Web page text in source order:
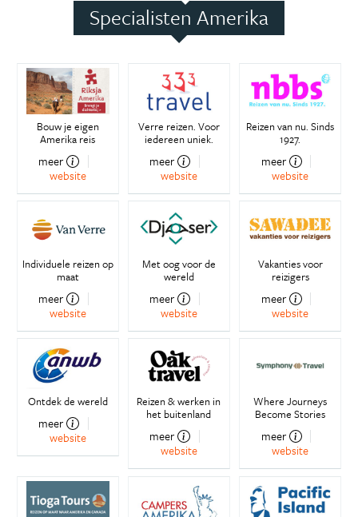
Specialisten Amerika
Bouw je eigen
Amerika reis
meer
website
Verre reizen. Voor
iedereen uniek.
meer
website
Reizen van nu. Sinds
1927.
meer
website
Individuele reizen op
maat
meer
website
Met oog voor de
wereld
meer
website
Vakanties voor
reizigers
meer
website
Ontdek de wereld
meer
website
Reizen & werken in
het buitenland
meer
website
Where Journeys
Become Stories
meer
website